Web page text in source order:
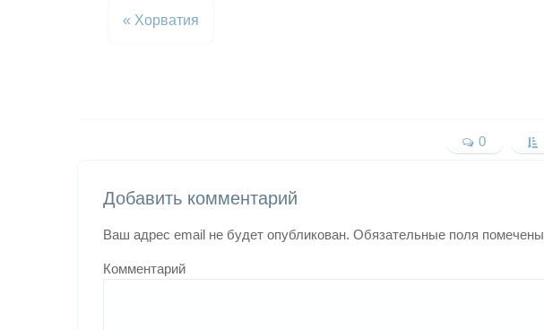
« Хорватия
0
Добавить комментарий
Ваш адрес email не будет опубликован. Обязательные поля помечены
Комментарий